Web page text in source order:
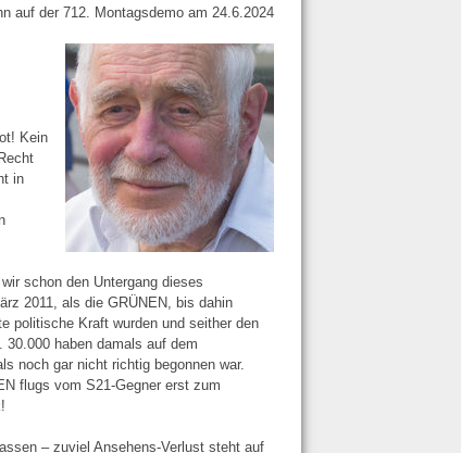
auf der 712. Montagsdemo am 24.6.2024
Kein
in
schon den Untergang dieses
2011, als die GRÜNEN, bis dahin
politische Kraft wurden und seither den
haben damals auf dem
noch gar nicht richtig begonnen war.
flugs vom S21-Gegner erst zum
– zuviel Ansehens-Verlust steht auf